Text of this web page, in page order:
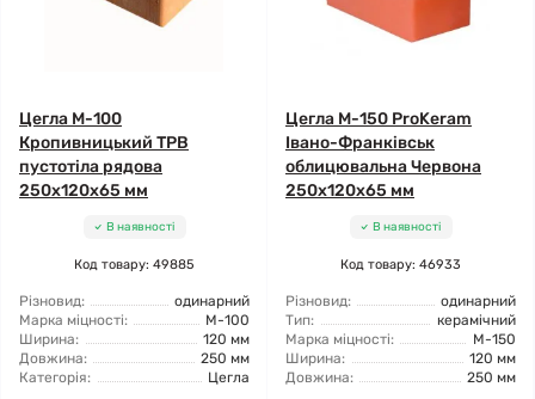
Цегла М-100
Кропивницький ТРВ
пустотіла рядова
250х120х65 мм
В наявності
Код товару: 49885
Різновид:
одинарний
Марка міцності:
М-100
Ширина:
120 мм
Довжина:
250 мм
Категорія:
Цегла
Цегла М-150 ProKeram
Івано-Франківськ
облицювальна Червона
250х120х65 мм
В наявності
Код товару: 46933
Різновид:
одинарний
Тип:
керамічний
Марка міцності:
М-150
Ширина:
120 мм
Довжина:
250 мм